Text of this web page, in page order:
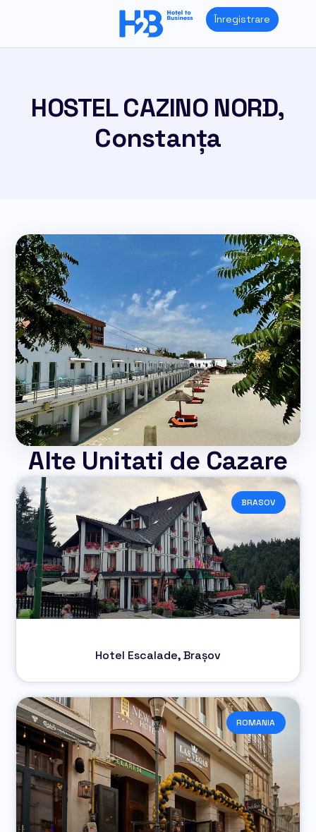
Înregistrare
HOSTEL CAZINO NORD,
Constanța
Alte Unitati de Cazare
BRASOV
Hotel Escalade, Brașov
ROMANIA